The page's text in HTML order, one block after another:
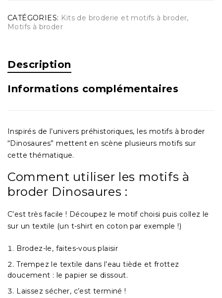
CATÉGORIES: Kits de broderie et motifs à broder,
Motifs à broder
Description
Informations complémentaires
Inspirés de l’univers préhistoriques, les motifs à broder
“Dinosaures” mettent en scène plusieurs motifs sur
cette thématique.
Comment utiliser les motifs à
broder Dinosaures :
C’est très facile ! Découpez le motif choisi puis collez le
sur un textile (un t-shirt en coton par exemple !)
Brodez-le, faites-vous plaisir
Trempez le textile dans l’eau tiède et frottez
doucement : le papier se dissout.
Laissez sécher, c’est terminé !